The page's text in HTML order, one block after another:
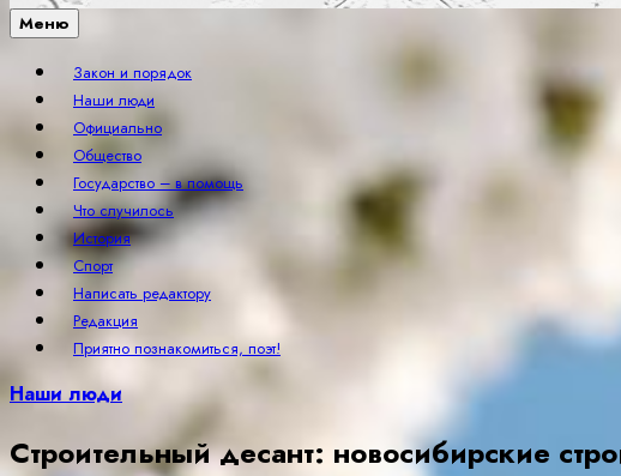
Меню
Закон и порядок
Наши люди
Официально
Общество
Государство – в помощь
Что случилось
История
Спорт
Написать редактору
Редакция
Приятно познакомиться, поэт!
Наши люди
Строительный десант: новосибирские